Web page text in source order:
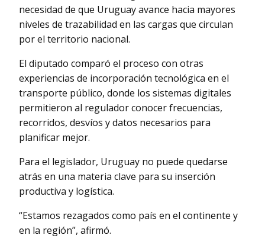
necesidad de que Uruguay avance hacia mayores
niveles de trazabilidad en las cargas que circulan
por el territorio nacional.
El diputado comparó el proceso con otras
experiencias de incorporación tecnológica en el
transporte público, donde los sistemas digitales
permitieron al regulador conocer frecuencias,
recorridos, desvíos y datos necesarios para
planificar mejor.
Para el legislador, Uruguay no puede quedarse
atrás en una materia clave para su inserción
productiva y logística.
“Estamos rezagados como país en el continente y
en la región”, afirmó.